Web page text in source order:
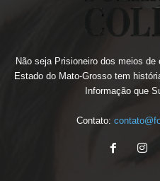
Não seja Prisioneiro dos meios
Estado do Mato-Grosso tem
Informação que
Contato: